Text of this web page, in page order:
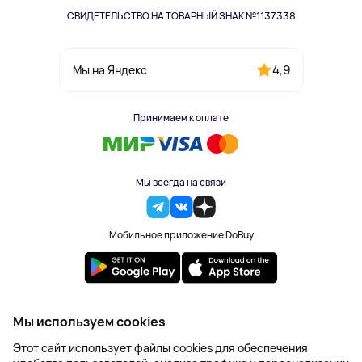
СВИДЕТЕЛЬСТВО НА ТОВАРНЫЙ ЗНАК №1137338
Мы на Яндекс 4,9
Принимаем к оплате
Мы всегда на связи
Мобильное приложение DoBuy
2023-2026 © DoBuy. Все права защищены
Правила обработки персональных данных
Пользовательское соглашение
Мы используем cookies
Этот сайт использует файлы cookies для обеспечения